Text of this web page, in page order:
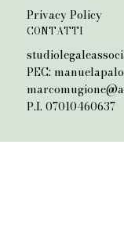
Privacy Policy
CONTATTI
PEC:
P.I. 07010460637